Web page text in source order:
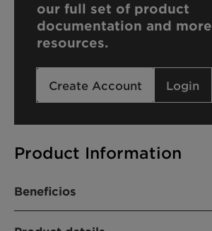
Product Information
Beneficios
our full set of product
documentation and more
resources.
Create Account Login